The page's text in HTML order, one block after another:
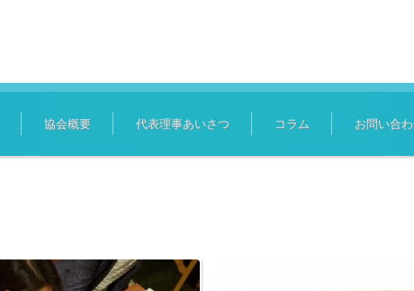
協会概要 代表理事あいさつ コラム お問い合